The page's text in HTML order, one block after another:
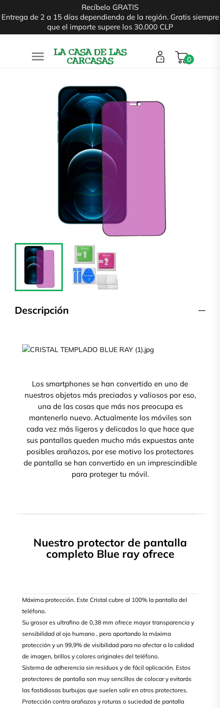
Recíbelo GRATIS
Entrega de 2 a 15 días dependiendo de la región. Gratis siempre
que el importe supere los 30.000 CLP
 0
Descripción
Los smartphones se han convertido en uno de
nuestros objetos más preciados y valiosos por eso,
una de las cosas que más nos preocupa es
mantenerlo nuevo. Actualmente los móviles son
cada vez más ligeros y delicados lo que hace que
sus pantallas queden mucho más expuestas ante
posibles arañazos, por ese motivo los protectores
de pantalla se han convertido en un imprescindible
para proteger tu móvil.
Nuestro protector de pantalla
completo Blue ray ofrece
Máxima protección. Este Cristal cubre al 100% la pantalla del
teléfono.
Su grosor es ultrafino de 0,38 mm ofrece mayor transparencia y
sensibilidad al ojo humano , pero aportando la máxima
protección y un 99,9% de visibilidad para no afectar a la calidad
de imagen, brillos y colores originales del teléfono.
Sistema de adherencia sin residuos y de fácil aplicación. Estos
protectores de pantalla son muy sencillos de colocar y evitarás
las fastidiosas burbujas que suelen salir en otros protectores.
Protección contra arañazos y roturas o suciedad de pantalla